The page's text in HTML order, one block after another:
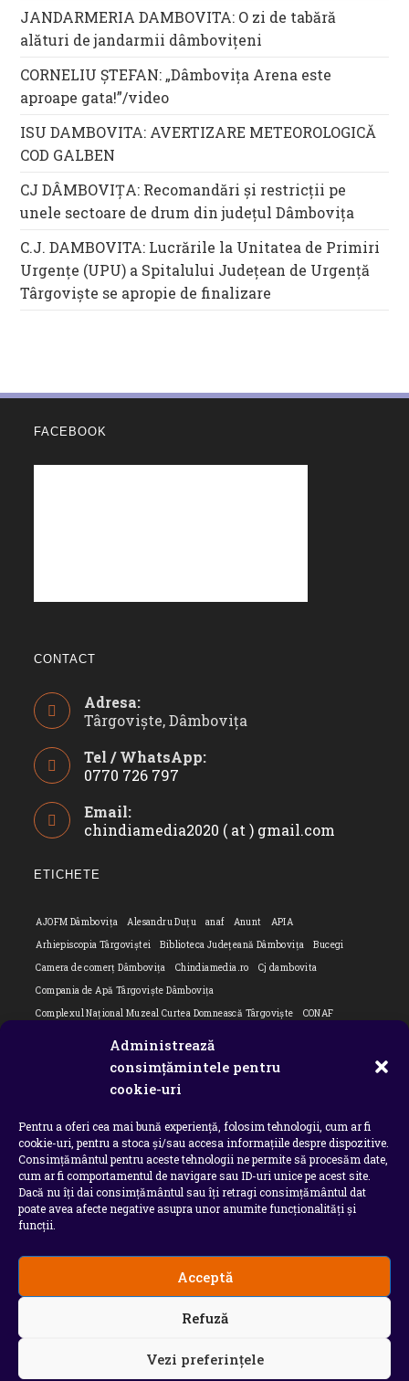
Administrează
consimțămintele pentru
cookie-uri
Pentru a oferi cea mai bună experiență, folosim tehnologii, cum ar fi
cookie-uri, pentru a stoca și/sau accesa informațiile despre dispozitive.
Consimțământul pentru aceste tehnologii ne permite să procesăm date,
cum ar fi comportamentul de navigare sau ID-uri unice pe acest site.
Dacă nu îți dai consimțământul sau îți retragi consimțământul dat
poate avea afecte negative asupra unor anumite funcționalități și
funcții.
Acceptă
Refuză
Vezi preferințele
JANDARMERIA DAMBOVITA: O zi de tabără
alături de jandarmii dâmbovițeni
CORNELIU ȘTEFAN: „Dâmbovița Arena este
aproape gata!”/video
ISU DAMBOVITA: AVERTIZARE METEOROLOGICĂ
COD GALBEN
CJ DÂMBOVIȚA: Recomandări și restricții pe
unele sectoare de drum din județul Dâmbovița
C.J. DAMBOVITA: Lucrările la Unitatea de Primiri
Urgențe (UPU) a Spitalului Județean de Urgență
Târgoviște se apropie de finalizare
FACEBOOK
CONTACT
Adresa:
Târgoviște, Dâmbovița
Tel / WhatsApp:
0770 726 797
in
your
Email:
chindiamedia2020 ( at ) gmail.com
ETICHETE
AJOFM Dâmbovița Alesandru Duțu anaf Anunt
APIA
Arhiepiscopia Târgoviștei
Biblioteca Județeană Dâmbovița
Bucegi
Camera de comerț Dâmbovița
Chindiamedia.ro
Cj dambovita
Compania de Apă Târgoviște Dâmbovița
Complexul Național Muzeal Curtea Domnească Târgoviște
CONAF
Flori Bungete
intreruperi energie electrica
ipj dambovita
MApN
Ministerul Educației ministerul sanatatii
Nu-ți uita istoria
Oana Filip
Prefectura dambovita Primaria Dragodana
Primaria Lucieni
primaria Răzvad
Primaria Ulmi primăria Târgoviște
PSD Dambovita
psiholog
Serial Situatia Covid 19 Dambovita
Situație Covid-19
Universitatea Valahia
Copyright 2026 - Chindia Media
Utilizatorii pot descarca si tipari continut de pe acest
INTERZISE copierea, reproducerea, recompilarea,
decompilarea, distribuirea, publicarea, afisarea,